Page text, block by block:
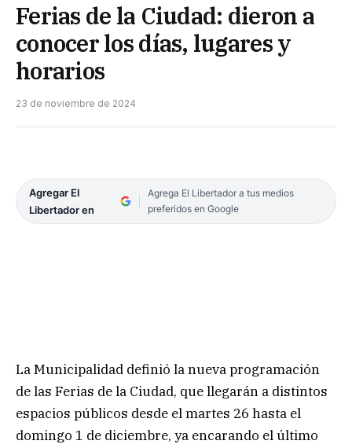
Ferias de la Ciudad: dieron a
conocer los días, lugares y
horarios
23 de noviembre de 2024
Agregar El
Libertador en
Agrega El Libertador a tus medios
preferidos en Google
La Municipalidad definió la nueva programación
de las Ferias de la Ciudad, que llegarán a distintos
espacios públicos desde el martes 26 hasta el
domingo 1 de diciembre, ya encarando el último